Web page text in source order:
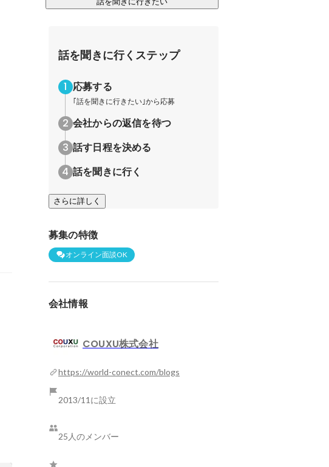
話を聞きに行くステップ
応募する
｢話を聞きに行きたい｣から応募
会社からの返信を待つ
話す日程を決める
話を聞きに行く
さらに詳しく
募集の特徴
オンライン面談OK
会社情報
COUXU株式会社
https://world-conect.com/blogs
2013/11に設立
25人のメンバー